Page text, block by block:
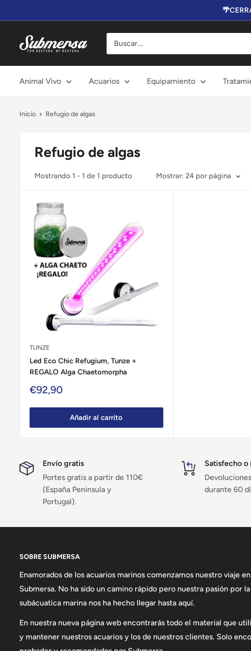
directamente
contenido
Submersa
Animal Vivo Acuarios Equipamiento
Inicio Refugio de algas
Refugio de algas
Mostrando 1 - 1 de 1 producto Mostrar: 24 por página
TUNZE
Led Eco Chic Refugium, Tunze +
REGALO Alga Chaetomorpha
Precio
venta
€92,90
Añadir al carrito
Envío gratis
Portes gratis a partir de 110€
(España Peninsula y
Portugal).
Satisfecho o
durante 60
SOBRE SUBMERSA
Enamorados de los acuarios marinos comenzamos nuestro viaje
Submersa. No ha sido un camino rápido pero nuestra pasión por
subácuatica marina nos ha hecho llegar hasta aquí.
En nuestra nueva página web encontrarás todo el material que
y mantener nuestros acuarios y los de nuestros clientes. Solo